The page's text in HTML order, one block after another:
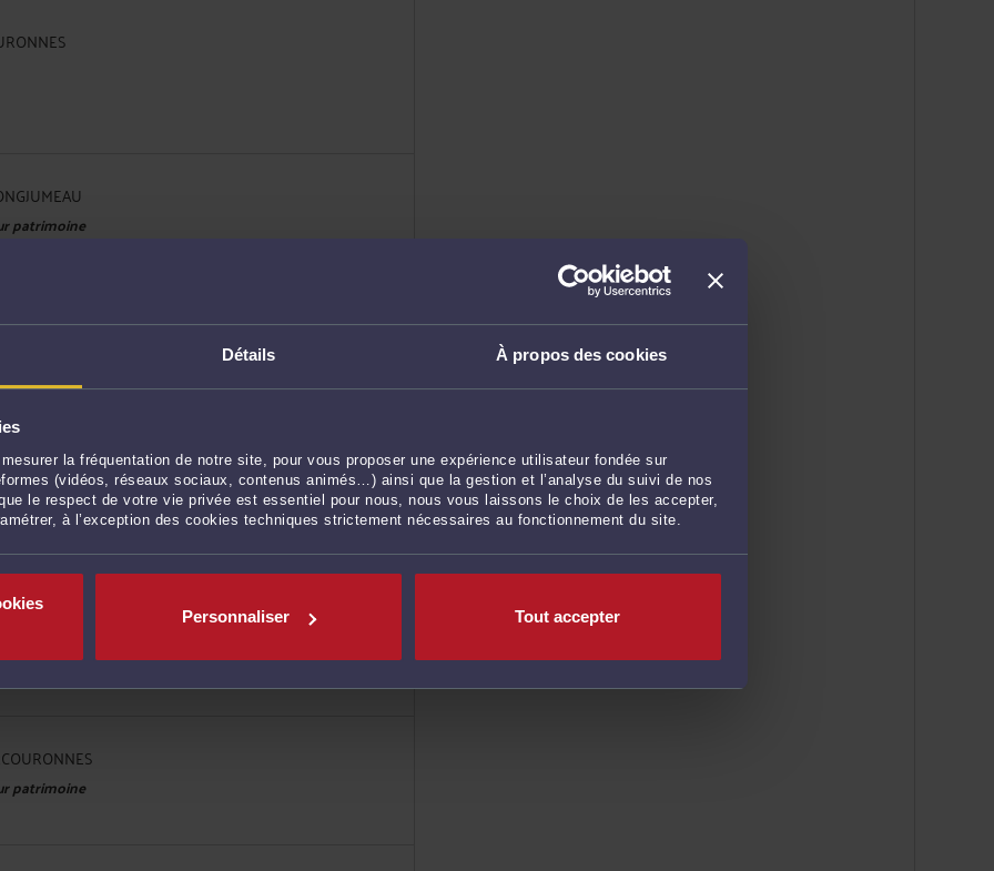
Détails À propos des cookies
la fréquentation de notre site, pour vous proposer une expérience utilisateur fondée sur
(vidéos, réseaux sociaux, contenus animés…) ainsi que la gestion et l’analyse du suivi de nos
le respect de votre vie privée est essentiel pour nous, nous vous laissons le choix de les accepter,
à l’exception des cookies techniques strictement nécessaires au fonctionnement du site.
Personnaliser Tout accepter
patrimoine
patrimoine
patrimoine
patrimoine
patrimoine